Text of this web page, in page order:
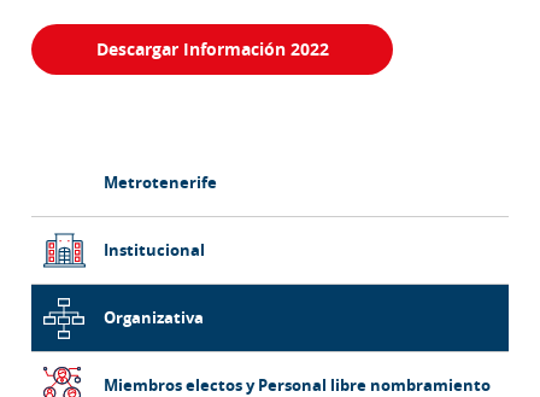
Descargar Información 2022
lateral
principal
Metrotenerife
Institucional
Organizativa
Miembros electos y Personal libre nombramiento